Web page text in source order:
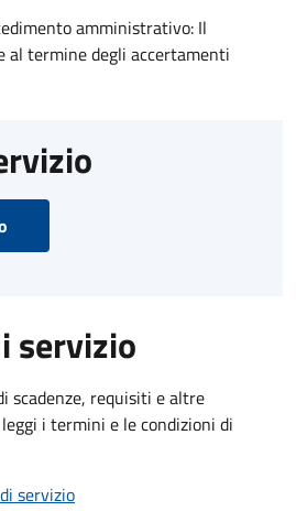
amministrativo: Il
al termine degli accertamenti
servizio
scadenze, requisiti e altre
i termini e le condizioni di
servizio